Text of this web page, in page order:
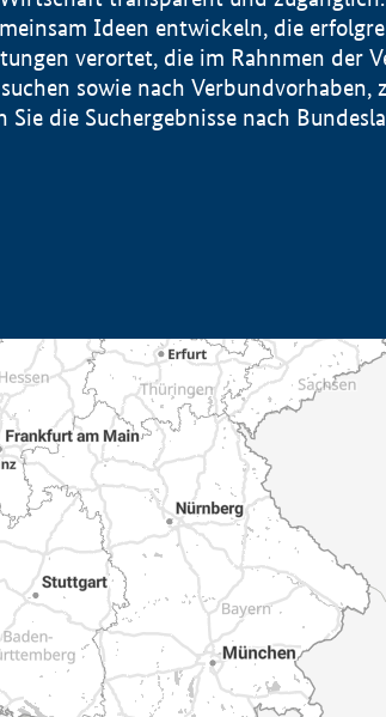
Ideen entwickeln, die
verortet, die im Rahnmen der
sowie nach Verbundvorhaben,
die Suchergebnisse nach